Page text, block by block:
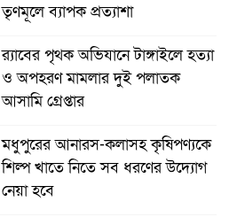
তৃণমূলে ব্যাপক প্রত্যাশা
র‌্যাবের পৃথক অভিযানে টাঙ্গাইলে হত্যা
ও অপহরণ মামলার দুই পলাতক
আসামি গ্রেপ্তার
মধুপুরের আনারস-কলাসহ কৃষিপণ্যকে
শিল্প খাতে নিতে সব ধরণের উদ্যোগ
নেয়া হবে